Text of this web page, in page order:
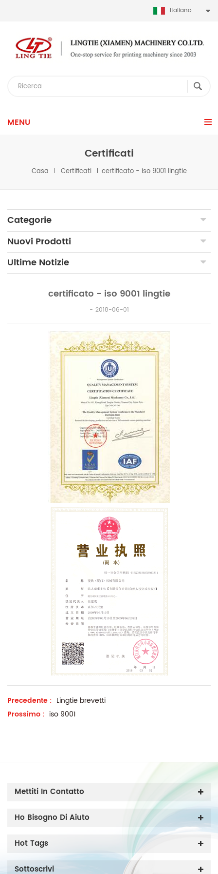
Italiano
MENU
Certificati
Casa Certificati certificato - iso 9001 lingtie
Categorie
Nuovi Prodotti
Ultime Notizie
certificato - iso 9001 lingtie
2018-06-01
Precedente : Lingtie brevetti
Prossimo : iso 9001
Mettiti In Contatto
Ho Bisogno Di Aiuto
Hot Tags
Sottoscrivi